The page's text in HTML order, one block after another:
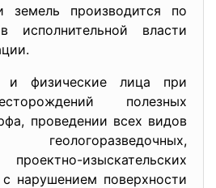
земель производится по
исполнительной власти
и физические лица при
полезных
проведении всех видов
геологоразведочных,
изыскательских
нарушением поверхности